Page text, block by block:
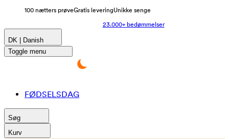
100 nætters prøveGratis leveringUnikke senge
23.000+ bedømmelser
DK | Danish
Toggle menu
FØDSELSDAG
Søg
Kurv